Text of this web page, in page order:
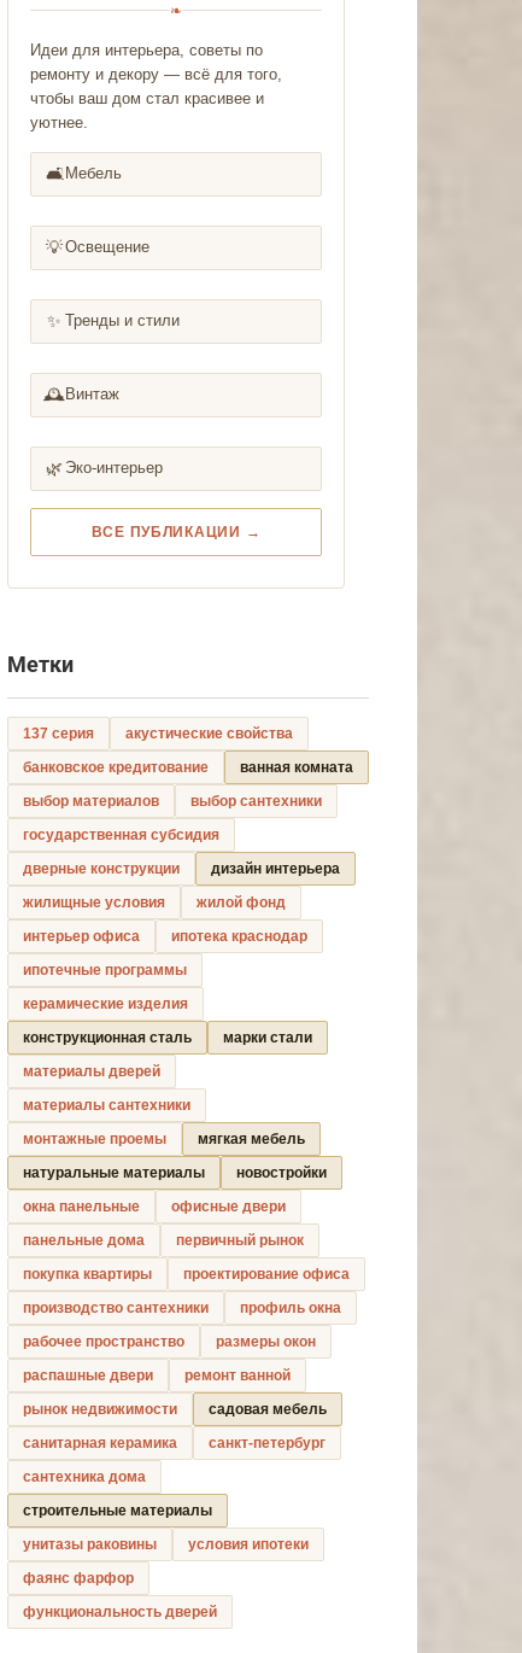
❧
Идеи для интерьера, советы по
ремонту и декору — всё для того,
чтобы ваш дом стал красивее и
уютнее.
🛋️ Мебель
💡Освещение
✨ Тренды и стили
🕰️ Винтаж
🌿 Эко-интерьер
ВСЕ ПУБЛИКАЦИИ →
Метки
137 серия
акустические свойства
банковское кредитование
ванная комната
выбор материалов
выбор сантехники
государственная субсидия
дверные конструкции
дизайн интерьера
жилищные условия
жилой фонд
интерьер офиса
ипотека краснодар
ипотечные программы
керамические изделия
конструкционная сталь
марки стали
материалы дверей
материалы сантехники
монтажные проемы
мягкая мебель
натуральные материалы
новостройки
окна панельные
офисные двери
панельные дома
первичный рынок
покупка квартиры
проектирование офиса
производство сантехники
профиль окна
рабочее пространство
размеры окон
распашные двери
ремонт ванной
рынок недвижимости
садовая мебель
санитарная керамика
санкт-петербург
сантехника дома
строительные материалы
унитазы раковины
условия ипотеки
фаянс фарфор
функциональность дверей